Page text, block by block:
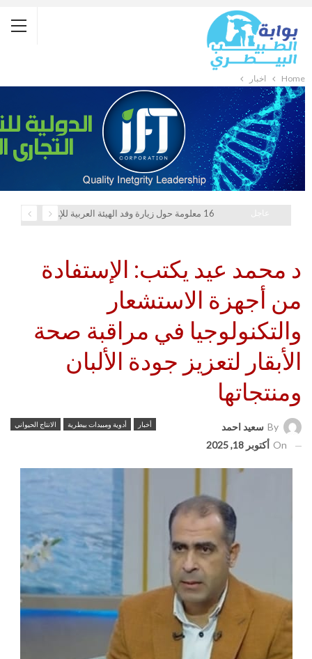
Home أخبار
16 معلومة حول زيارة وفد الهيئة العربية للإستثمار والإنماء الزراعي إلي السعودية
د محمد عيد يكتب: الإستفادة
من أجهزة الاستشعار
والتكنولوجيا في مراقبة صحة
الأبقار لتعزيز جودة الألبان
ومنتجاتها
أخبار أدوية ومبيدات بيطرية الانتاج الحيواني By سعيد احمد
On أكتوبر 18, 2025